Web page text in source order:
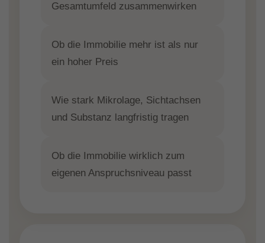
Gesamtumfeld zusammenwirken
Ob die Immobilie mehr ist als nur
ein hoher Preis
Wie stark Mikrolage, Sichtachsen
und Substanz langfristig tragen
Ob die Immobilie wirklich zum
eigenen Anspruchsniveau passt